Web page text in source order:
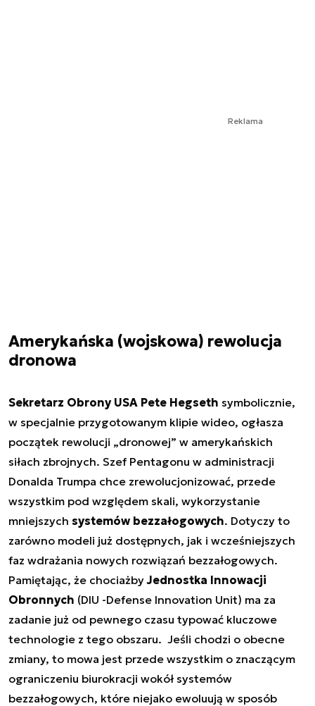
Reklama
Amerykańska (wojskowa) rewolucja
dronowa
Sekretarz Obrony USA Pete Hegseth symbolicznie,
w specjalnie przygotowanym klipie wideo, ogłasza
początek rewolucji „dronowej” w amerykańskich
siłach zbrojnych. Szef Pentagonu w administracji
Donalda Trumpa chce zrewolucjonizować, przede
wszystkim pod względem skali, wykorzystanie
mniejszych systemów bezzałogowych. Dotyczy to
zarówno modeli już dostępnych, jak i wcześniejszych
faz wdrażania nowych rozwiązań bezzałogowych.
Pamiętając, że chociażbyJednostka Innowacji
Obronnych (DIU -Defense Innovation Unit) ma za
zadanie już od pewnego czasu typować kluczowe
technologie z tego obszaru. Jeśli chodzi o obecne
zmiany, to mowa jest przede wszystkim o znaczącym
ograniczeniu biurokracji wokół systemów
bezzałogowych, które niejako ewoluują w sposób